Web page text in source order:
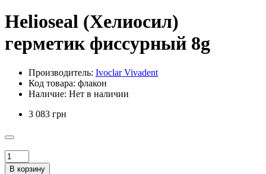
Helioseal (Хелиосил)
герметик фиссурный 8g
Производитель: Ivoclar Vivadent
Код товара: флакон
Наличие: Нет в наличии
3 083 грн
В корзину